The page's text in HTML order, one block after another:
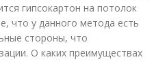
гипсокартон на потолок
что у данного метода есть
стороны, что
О каких преимуществах